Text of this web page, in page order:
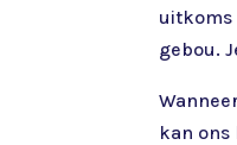
uitkoms
gebou.
kan ons